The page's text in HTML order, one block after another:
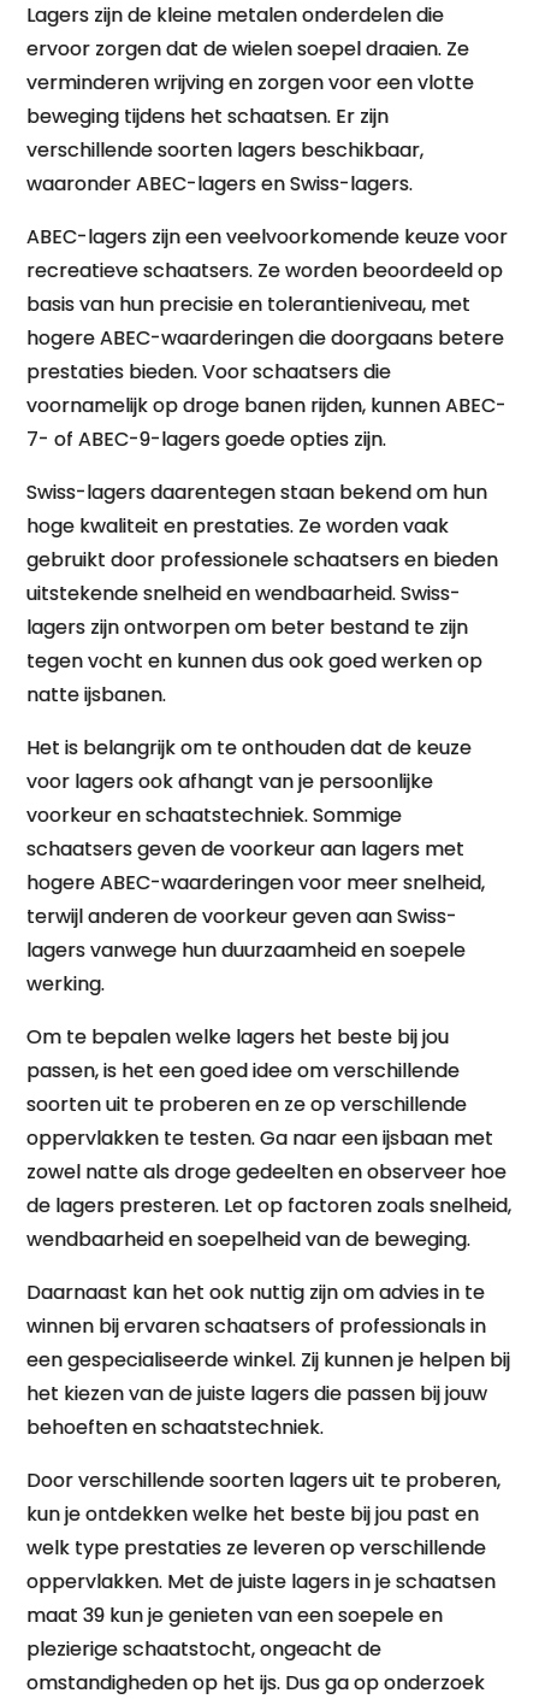
Lagers zijn de kleine metalen onderdelen die
ervoor zorgen dat de wielen soepel draaien. Ze
verminderen wrijving en zorgen voor een vlotte
beweging tijdens het schaatsen. Er zijn
verschillende soorten lagers beschikbaar,
waaronder ABEC-lagers en Swiss-lagers.
ABEC-lagers zijn een veelvoorkomende keuze voor
recreatieve schaatsers. Ze worden beoordeeld op
basis van hun precisie en tolerantieniveau, met
hogere ABEC-waarderingen die doorgaans betere
prestaties bieden. Voor schaatsers die
voornamelijk op droge banen rijden, kunnen ABEC-
7- of ABEC-9-lagers goede opties zijn.
Swiss-lagers daarentegen staan bekend om hun
hoge kwaliteit en prestaties. Ze worden vaak
gebruikt door professionele schaatsers en bieden
uitstekende snelheid en wendbaarheid. Swiss-
lagers zijn ontworpen om beter bestand te zijn
tegen vocht en kunnen dus ook goed werken op
natte ijsbanen.
Het is belangrijk om te onthouden dat de keuze
voor lagers ook afhangt van je persoonlijke
voorkeur en schaatstechniek. Sommige
schaatsers geven de voorkeur aan lagers met
hogere ABEC-waarderingen voor meer snelheid,
terwijl anderen de voorkeur geven aan Swiss-
lagers vanwege hun duurzaamheid en soepele
werking.
Om te bepalen welke lagers het beste bij jou
passen, is het een goed idee om verschillende
soorten uit te proberen en ze op verschillende
oppervlakken te testen. Ga naar een ijsbaan met
zowel natte als droge gedeelten en observeer hoe
de lagers presteren. Let op factoren zoals snelheid,
wendbaarheid en soepelheid van de beweging.
Daarnaast kan het ook nuttig zijn om advies in te
winnen bij ervaren schaatsers of professionals in
een gespecialiseerde winkel. Zij kunnen je helpen bij
het kiezen van de juiste lagers die passen bij jouw
behoeften en schaatstechniek.
Door verschillende soorten lagers uit te proberen,
kun je ontdekken welke het beste bij jou past en
welk type prestaties ze leveren op verschillende
oppervlakken. Met de juiste lagers in je schaatsen
maat 39 kun je genieten van een soepele en
plezierige schaatstocht, ongeacht de
omstandigheden op het ijs. Dus ga op onderzoek